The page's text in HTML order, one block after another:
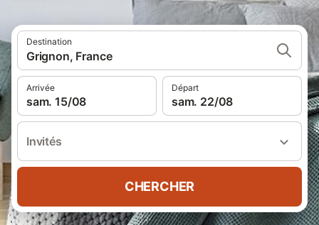
Destination
Grignon, France
Arrivée
sam. 15/08
Départ
sam. 22/08
Invités
CHERCHER